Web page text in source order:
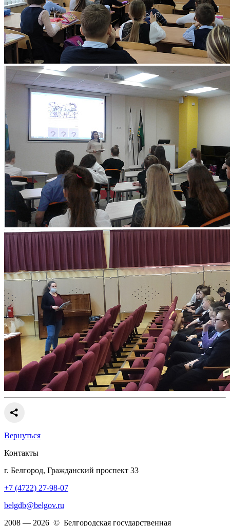
Вернуться
Контакты
г. Белгород, Гражданский проспект 33
+7 (4722) 27-98-07
belgdb@belgov.ru
2008 — 2026 © Белгородская государственная